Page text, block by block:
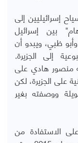
إسرائيليين إلى
بين إسرائيل
ظبي، ويبدو أن
إلى الجزيرة.
منصور هادي على
على الجزيرة، لكن
ووصفته بغير
الاستفادة من